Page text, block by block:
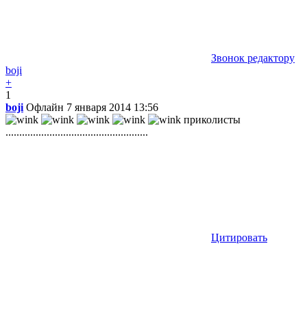
Звонок редактору
boji
+
1
boji Офлайн 7 января 2014 13:56
приколисты
....................................................
Цитировать